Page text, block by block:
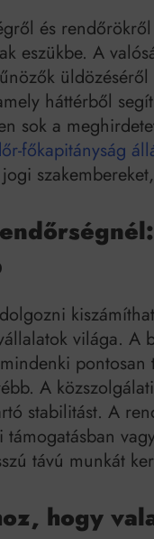
és
eszükbe. A
háttérből
sok a
főkapitányság
világa. A
A
stabilitást. A
távú munkát
hogy